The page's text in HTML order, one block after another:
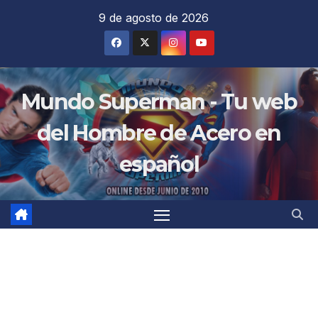
9 de agosto de 2026
Mundo Superman - Tu web
del Hombre de Acero en
español